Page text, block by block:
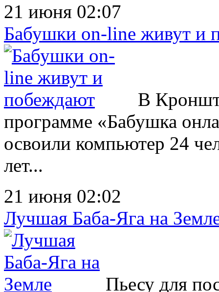
21 июня 02:07
Бабушки on-line живут и
В
программе «Бабушка
освоили компьютер 24
лет...
21 июня 02:02
Лучшая Баба-Яга на
Пьесу для